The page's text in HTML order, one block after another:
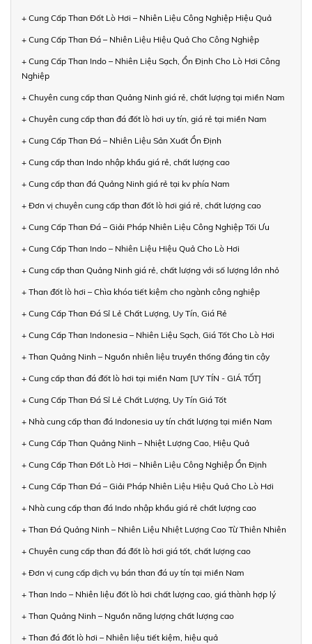
+ Cung Cấp Than Đốt Lò Hơi – Nhiên Liệu Công Nghiệp Hiệu Quả
+ Cung Cấp Than Đá – Nhiên Liệu Hiệu Quả Cho Công Nghiệp
+ Cung Cấp Than Indo – Nhiên Liệu Sạch, Ổn Định Cho Lò Hơi Công
Nghiệp
+ Chuyên cung cấp than Quảng Ninh giá rẻ, chất lượng tại miền Nam
+ Chuyên cung cấp than đá đốt lò hơi uy tín, giá rẻ tại miền Nam
+ Cung Cấp Than Đá – Nhiên Liệu Sản Xuất Ổn Định
+ Cung cấp than Indo nhập khẩu giá rẻ, chất lượng cao
+ Cung cấp than đá Quảng Ninh giá rẻ tại kv phía Nam
+ Đơn vị chuyên cung cấp than đốt lò hơi giá rẻ, chất lượng cao
+ Cung Cấp Than Đá – Giải Pháp Nhiên Liệu Công Nghiệp Tối Ưu
+ Cung Cấp Than Indo – Nhiên Liệu Hiệu Quả Cho Lò Hơi
+ Cung cấp than Quảng Ninh giá rẻ, chất lượng với số lượng lớn nhỏ
+ Than đốt lò hơi – Chìa khóa tiết kiệm cho ngành công nghiệp
+ Cung Cấp Than Đá Sỉ Lẻ Chất Lượng, Uy Tín, Giá Rẻ
+ Cung Cấp Than Indonesia – Nhiên Liệu Sạch, Giá Tốt Cho Lò Hơi
+ Than Quảng Ninh – Nguồn nhiên liệu truyền thống đáng tin cậy
+ Cung cấp than đá đốt lò hơi tại miền Nam [UY TÍN - GIÁ TỐT]
+ Cung Cấp Than Đá Sỉ Lẻ Chất Lượng, Uy Tín Giá Tốt
+ Nhà cung cấp than đá Indonesia uy tín chất lượng tại miền Nam
+ Cung Cấp Than Quảng Ninh – Nhiệt Lượng Cao, Hiệu Quả
+ Cung Cấp Than Đốt Lò Hơi – Nhiên Liệu Công Nghiệp Ổn Định
+ Cung Cấp Than Đá – Giải Pháp Nhiên Liệu Hiệu Quả Cho Lò Hơi
+ Nhà cung cấp than đá Indo nhập khẩu giá rẻ chất lượng cao
+ Than Đá Quảng Ninh – Nhiên Liệu Nhiệt Lượng Cao Từ Thiên Nhiên
+ Chuyên cung cấp than đá đốt lò hơi giá tốt, chất lượng cao
+ Đơn vị cung cấp dịch vụ bán than đá uy tín tại miền Nam
+ Than Indo – Nhiên liệu đốt lò hơi chất lượng cao, giá thành hợp lý
+ Than Quảng Ninh – Nguồn năng lượng chất lượng cao
+ Than đá đốt lò hơi – Nhiên liệu tiết kiệm, hiệu quả